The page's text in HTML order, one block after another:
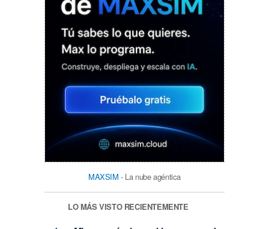
MAXSIM - La nube agéntica
LO MÁS VISTO RECIENTEMENTE